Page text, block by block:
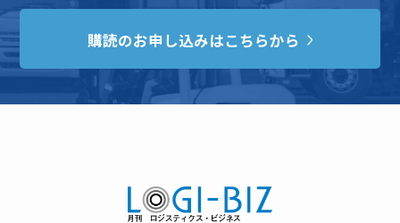
購読のお申し込みはこちらから